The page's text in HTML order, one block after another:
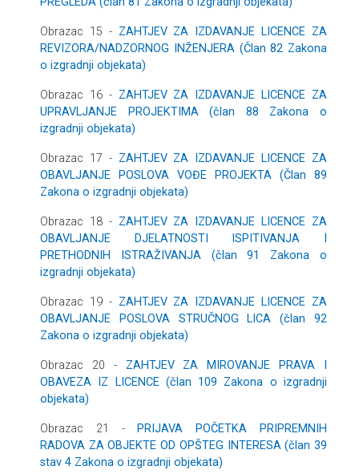
Obrazac 15 - ZAHTJEV ZA IZDAVANJE LICENCE ZA
REVIZORA/NADZORNOG INŽENJERA (Član 82 Zakona
o izgradnji objekata)
Obrazac 16 - ZAHTJEV ZA IZDAVANJE LICENCE ZA
UPRAVLJANJE PROJEKTIMA (član 88 Zakona o
izgradnji objekata)
Obrazac 17 - ZAHTJEV ZA IZDAVANJE LICENCE ZA
OBAVLJANJE POSLOVA VOĐE PROJEKTA (Član 89
Zakona o izgradnji objekata)
Obrazac 18 - ZAHTJEV ZA IZDAVANJE LICENCE ZA
OBAVLJANJE DJELATNOSTI ISPITIVANJA I
PRETHODNIH ISTRAŽIVANJA (član 91 Zakona o
izgradnji objekata)
Obrazac 19 - ZAHTJEV ZA IZDAVANJE LICENCE ZA
OBAVLJANJE POSLOVA STRUČNOG LICA (član 92
Zakona o izgradnji objekata)
Obrazac 20 - ZAHTJEV ZA MIROVANJE PRAVA I
OBAVEZA IZ LICENCE (član 109 Zakona o izgradnji
objekata)
Obrazac 21 - PRIJAVA POČETKA PRIPREMNIH
RADOVA ZA OBJEKTE OD OPŠTEG INTERESA (član 39
stav 4 Zakona o izgradnji objekata)